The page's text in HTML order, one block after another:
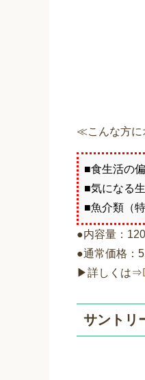
≪こんな方に
■食生活の
■気になる
■魚介類（
●内容量：
●通常価格：
▶詳しくは⇒
サントリ